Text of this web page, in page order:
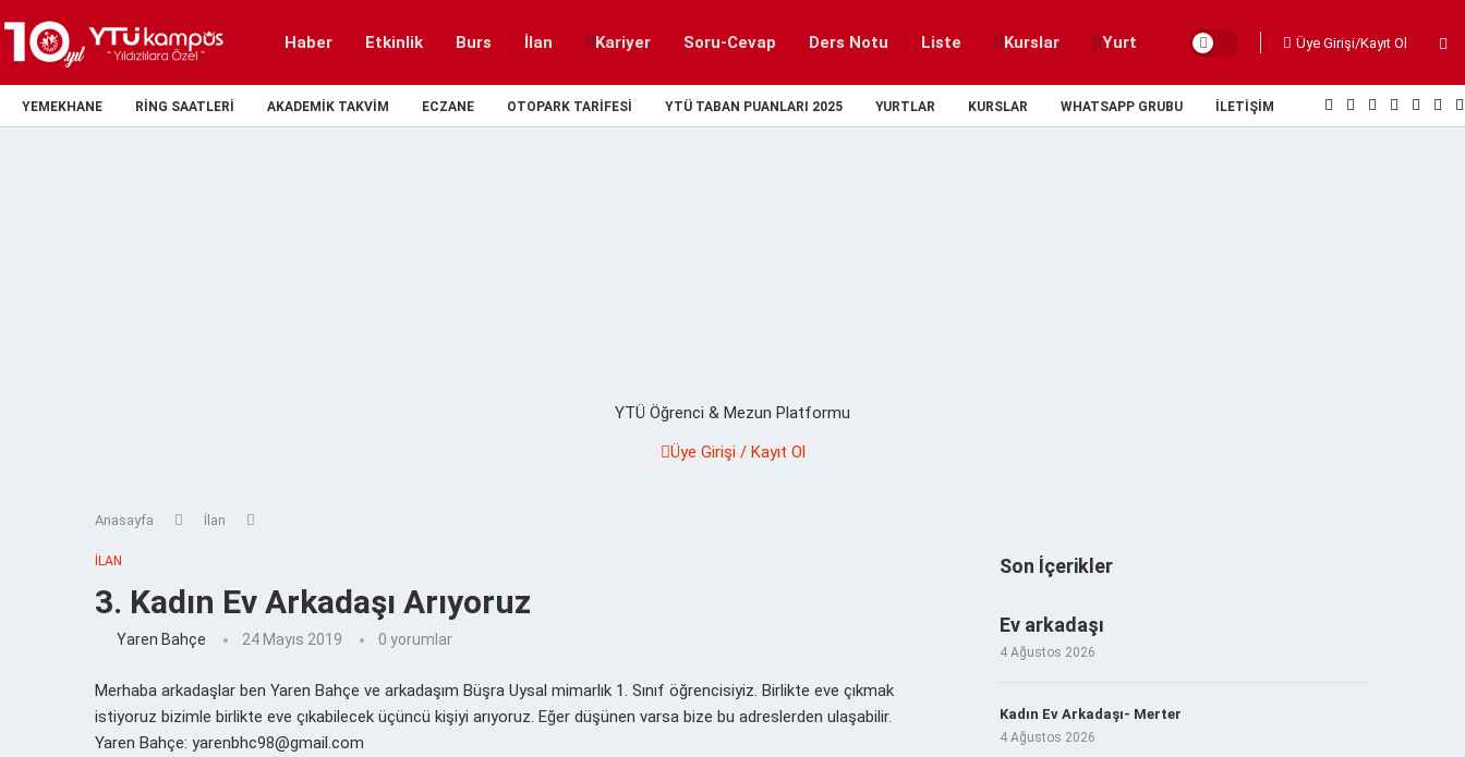
Haber Etkinlik Burs İlan Kariyer Soru-Cevap Ders Notu Liste Kurslar Yurt Üye Girişi/Kayıt Ol
YEMEKHANE RING SAATLERI AKADEMIK TAKVIM ECZANE OTOPARK TARIFESI YTÜ TABAN PUANLARI 2025 YURTLAR KURSLAR WHATSAPP GRUBU İLETIŞIM
YTÜ Öğrenci & Mezun Platformu
Üye Girişi / Kayıt Ol
Anasayfa İlan
İLAN
3. Kadın Ev Arkadaşı Arıyoruz
Yaren Bahçe 24 Mayıs 2019 0 yorumlar
Merhaba arkadaşlar ben Yaren Bahçe ve arkadaşım Büşra Uysal mimarlık 1. Sınıf öğrencisiyiz. Birlikte eve çıkmak
istiyoruz bizimle birlikte eve çıkabilecek üçüncü kişiyi arıyoruz. Eğer düşünen varsa bize bu adreslerden ulaşabilir.
Yaren Bahçe: yarenbhc98@gmail.com
Son İçerikler
Ev arkadaşı
4 Ağustos 2026
Kadın Ev Arkadaşı- Merter
4 Ağustos 2026